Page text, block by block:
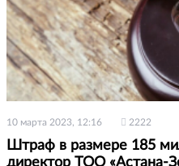
10 марта 2023, 12:16 2222
Штраф в размере 185